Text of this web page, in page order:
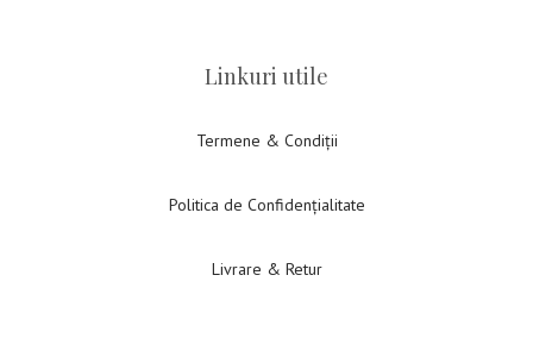
Linkuri utile
Termene & Condiții
Politica de Confidențialitate
Livrare & Retur